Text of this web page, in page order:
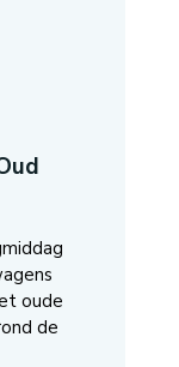
oude
de